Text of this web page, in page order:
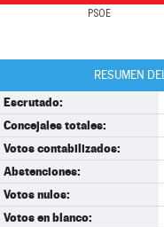
PSOE
RESUMEN
Escrutado:
Concejales totales:
Votos contabilizados:
Abstenciones:
Votos nulos:
Votos en blanco: